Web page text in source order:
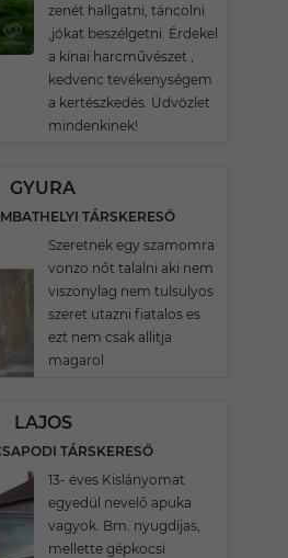
zenét hallgatni, táncolni
,jókat beszélgetni. Érdekel
a kínai harcművészet ,
kedvenc tevékenységem
a kertészkedés. Üdvözlet
mindenkinek!
GYURA
TÁRSKERESŐ
Szeretnek egy szamomra
vonzo nőt talalni aki nem
viszonylag nem tulsulyos
szeret utazni fiatalos es
ezt nem csak allitja
magarol
LAJOS
TÁRSKERESŐ
13- éves Kislányomat
egyedül nevelő apuka
vagyok. Bm. nyugdíjas,
mellette gépkocsi